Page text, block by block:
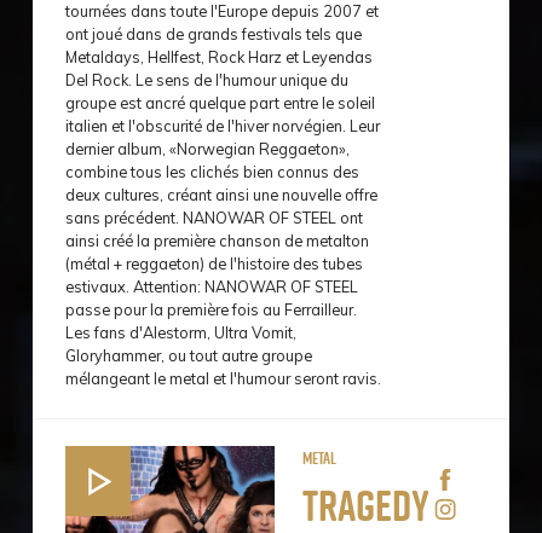
tournées dans toute l'Europe depuis 2007 et
ont joué dans de grands festivals tels que
Metaldays, Hellfest, Rock Harz et Leyendas
Del Rock. Le sens de l'humour unique du
groupe est ancré quelque part entre le soleil
italien et l'obscurité de l'hiver norvégien. Leur
dernier album, «Norwegian Reggaeton»,
combine tous les clichés bien connus des
deux cultures, créant ainsi une nouvelle offre
sans précédent. NANOWAR OF STEEL ont
ainsi créé la première chanson de metalton
(métal + reggaeton) de l'histoire des tubes
estivaux. Attention: NANOWAR OF STEEL
passe pour la première fois au Ferrailleur.
Les fans d'Alestorm, Ultra Vomit,
Gloryhammer, ou tout autre groupe
mélangeant le metal et l'humour seront ravis.
Metal
Tragedy